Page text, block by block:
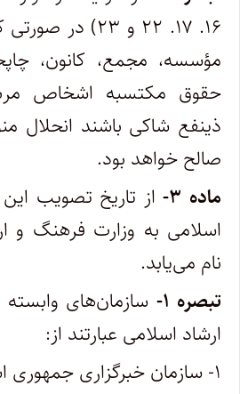
۱۶. ۱۷. ۲۲ و ۲۳)
مؤسسه، مجمع، کانون،
حقوق مکتسبه اشخاص
ذینفع شاکی باشند انحلال
صالح خواهد بود.
‌ماده ۳-
از تاریخ تصویب این
اسلامی به وزارت فرهنگ و
نام می‌یابد.
‌تبصره ۱-
سازمان‌های
ارشاد اسلامی عبارتند از:
۱- سازمان خبرگزاری جمهوری اسلامی ایران.